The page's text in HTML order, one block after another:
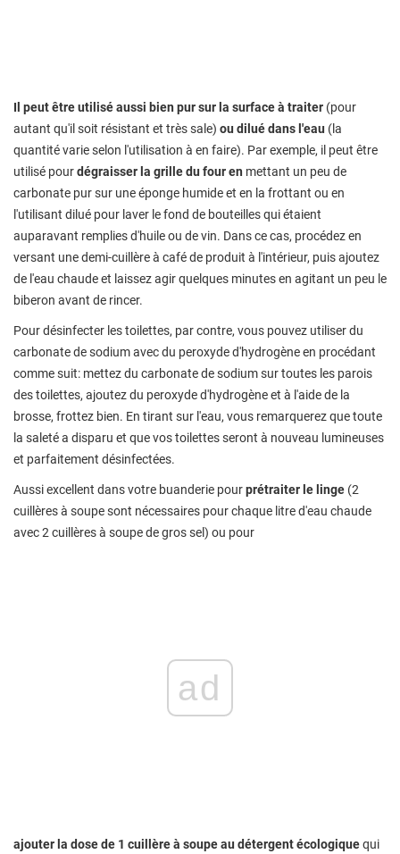
Il peut être utilisé aussi bien pur sur la surface à traiter (pour
autant qu'il soit résistant et très sale) ou dilué dans l'eau (la
quantité varie selon l'utilisation à en faire). Par exemple, il peut être
utilisé pourdégraisser la grille du four en mettant un peu de
carbonate pur sur une éponge humide et en la frottant ou en
l'utilisant dilué pour laver le fond de bouteilles qui étaient
auparavant remplies d'huile ou de vin. Dans ce cas, procédez en
versant une demi-cuillère à café de produit à l'intérieur, puis ajoutez
de l'eau chaude et laissez agir quelques minutes en agitant un peu le
biberon avant de rincer.
Pour désinfecter les toilettes, par contre, vous pouvez utiliser du
carbonate de sodium avec du peroxyde d'hydrogène en procédant
comme suit: mettez du carbonate de sodium sur toutes les parois
des toilettes, ajoutez du peroxyde d'hydrogène et à l'aide de la
brosse, frottez bien. En tirant sur l'eau, vous remarquerez que toute
la saleté a disparu et que vos toilettes seront à nouveau lumineuses
et parfaitement désinfectées.
Aussi excellent dans votre buanderie pourprétraiter le linge (2
cuillères à soupe sont nécessaires pour chaque litre d'eau chaude
avec 2 cuillères à soupe de gros sel) ou pour
ad
ajouter la dose de 1 cuillère à soupe au détergent écologiquequi